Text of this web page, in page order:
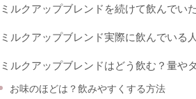
ミルクアップブレンドを続けて飲んでい
ミルクアップブレンド実際に飲んでいる
ミルクアップブレンドはどう飲む？量や
お味のほどは？飲みやすくする方法